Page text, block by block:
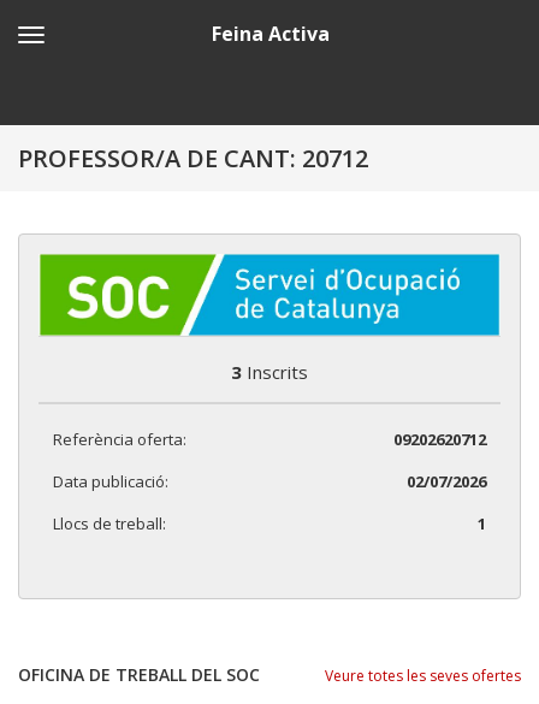
Feina Activa
PROFESSOR/A DE CANT: 20712
3 Inscrits
Referència oferta:
09202620712
Data publicació:
02/07/2026
Llocs de treball:
1
OFICINA DE TREBALL DEL SOC Veure totes les seves ofertes